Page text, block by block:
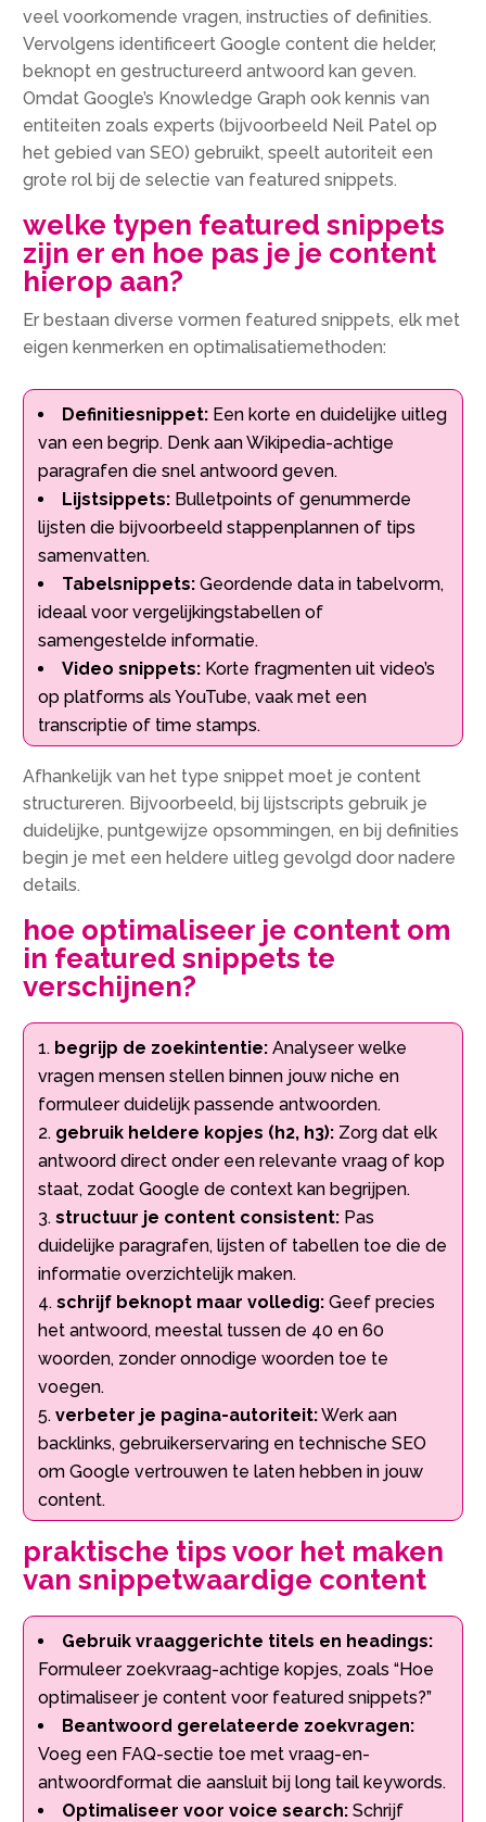
veel voorkomende vragen, instructies of definities.
Vervolgens identificeert Google content die helder,
beknopt en gestructureerd antwoord kan geven.
Omdat Google’s Knowledge Graph ook kennis van
entiteiten zoals experts (bijvoorbeeld Neil Patel op
het gebied van SEO) gebruikt, speelt autoriteit een
grote rol bij de selectie van featured snippets.
welke typen featured snippets
zijn er en hoe pas je je content
hierop aan?
Er bestaan diverse vormen featured snippets, elk met
eigen kenmerken en optimalisatiemethoden:
Definitiesnippet: Een korte en duidelijke uitleg
van een begrip. Denk aan Wikipedia-achtige
paragrafen die snel antwoord geven.
Lijstsippets: Bulletpoints of genummerde
lijsten die bijvoorbeeld stappenplannen of tips
samenvatten.
Tabelsnippets: Geordende data in tabelvorm,
ideaal voor vergelijkingstabellen of
samengestelde informatie.
Video snippets: Korte fragmenten uit video’s
op platforms als YouTube, vaak met een
transcriptie of time stamps.
Afhankelijk van het type snippet moet je content
structureren. Bijvoorbeeld, bij lijstscripts gebruik je
duidelijke, puntgewijze opsommingen, en bij definities
begin je met een heldere uitleg gevolgd door nadere
details.
hoe optimaliseer je content om
in featured snippets te
verschijnen?
begrijp de zoekintentie: Analyseer welke
vragen mensen stellen binnen jouw niche en
formuleer duidelijk passende antwoorden.
gebruik heldere kopjes (h2, h3): Zorg dat elk
antwoord direct onder een relevante vraag of kop
staat, zodat Google de context kan begrijpen.
structuur je content consistent: Pas
duidelijke paragrafen, lijsten of tabellen toe die de
informatie overzichtelijk maken.
schrijf beknopt maar volledig: Geef precies
het antwoord, meestal tussen de 40 en 60
woorden, zonder onnodige woorden toe te
voegen.
verbeter je pagina-autoriteit:Werk aan
backlinks, gebruikerservaring en technische SEO
om Google vertrouwen te laten hebben in jouw
content.
praktische tips voor het maken
van snippetwaardige content
Gebruik vraaggerichte titels en headings:
Formuleer zoekvraag-achtige kopjes, zoals “Hoe
optimaliseer je content voor featured snippets?”
Beantwoord gerelateerde zoekvragen:
Voeg een FAQ-sectie toe met vraag-en-
antwoordformat die aansluit bij long tail keywords.
Optimaliseer voor voice search: Schrijf